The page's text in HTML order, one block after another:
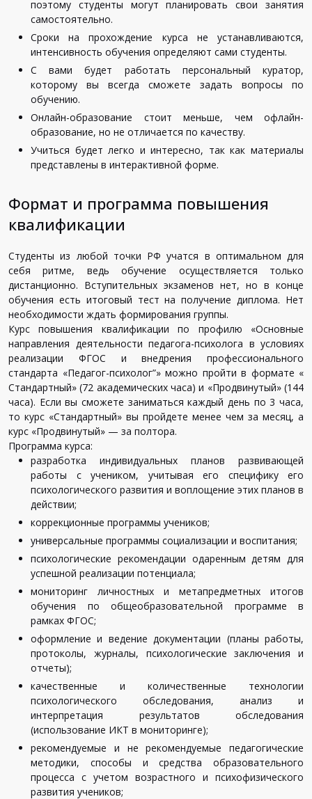
поэтому студенты могут планировать свои занятия
самостоятельно.
Сроки на прохождение курса не устанавливаются,
интенсивность обучения определяют сами студенты.
С вами будет работать персональный куратор,
которому вы всегда сможете задать вопросы по
обучению.
Онлайн-образование стоит меньше, чем офлайн-
образование, но не отличается по качеству.
Учиться будет легко и интересно, так как материалы
представлены в интерактивной форме.
Формат и программа повышения
квалификации
Студенты из любой точки РФ учатся в оптимальном для
себя ритме, ведь обучение осуществляется только
дистанционно. Вступительных экзаменов нет, но в конце
обучения есть итоговый тест на получение диплома. Нет
необходимости ждать формирования группы.
Курс повышения квалификации по профилю «Основные
направления деятельности педагога-психолога в условиях
реализации ФГОС и внедрения профессионального
стандарта «Педагог-психолог”» можно пройти в формате «
Стандартный» (72 академических часа) и «Продвинутый» (144
часа). Если вы сможете заниматься каждый день по 3 часа,
то курс «Стандартный» вы пройдете менее чем за месяц, а
курс «Продвинутый» — за полтора.
Программа курса:
разработка
индивидуальных планов
развивающей
работы
с учеником, учитывая его специфику
его
психологического развития и воплощение этих планов в
действии;
коррекционные программы учеников;
универсальные программы социализации и воспитания;
психологические рекомендации одаренным детям для
успешной реализации потенциала;
мониторинг
личностных и метапредметных
итогов
обучения
по общеобразовательной программе
в
рамках ФГОС;
оформление и ведение документации (планы работы,
протоколы, журналы, психологические заключения
и
отчеты);
качественные
и количественные
технологии
психологического
обследования, анализ
и
интерпретация
результатов
обследования
(использование ИКТ в мониторинге);
рекомендуемые
и не рекомендуемые
педагогические
методики, способы и средства
образовательного
процесса с учетом возрастного и психофизического
развития учеников;